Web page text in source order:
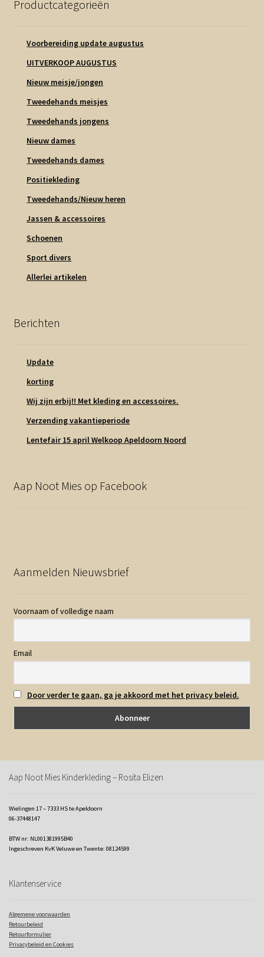
Productcategorieën
Voorbereiding update augustus
UITVERKOOP AUGUSTUS
Nieuw meisje/jongen
Tweedehands meisjes
Tweedehands jongens
Nieuw dames
Tweedehands dames
Positiekleding
Tweedehands/Nieuw heren
Jassen & accessoires
Schoenen
Sport divers
Allerlei artikelen
Berichten
Update
korting
Wij zijn erbij!! Met kleding en accessoires.
Verzending vakantieperiode
Lentefair 15 april Welkoop Apeldoorn Noord
Aap Noot Mies op Facebook
Aanmelden Nieuwsbrief
Voornaam of volledige naam
Email
Door verder te gaan, ga je akkoord met het privacy beleid.
Aap Noot Mies Kinderkleding – Rosita Elizen
Wielingen 17 – 7333 HS te Apeldoorn
06-37448147
BTW nr: NL001381995B40
Ingeschreven KvK Veluwe en Twente: 08124599
Klantenservice
Algemene voorwaarden
Retourbeleid
Retourformulier
Privacybeleid en Cookies